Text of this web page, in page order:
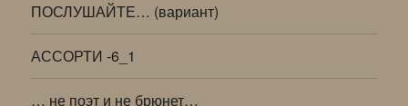
ПОСЛУШАЙТЕ… (вариант)
АССОРТИ -6_1
… не поэт и не брюнет…